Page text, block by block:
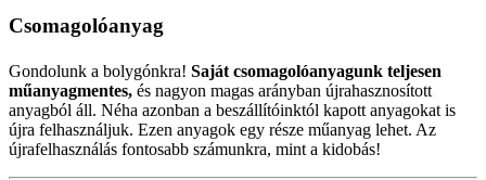
Csomagolóanyag
Gondolunk a bolygónkra! Saját csomagolóanyagunk teljesen
műanyagmentes, és nagyon magas arányban újrahasznosított
anyagból áll. Néha azonban a beszállítóinktól kapott anyagokat is
újra felhasználjuk. Ezen anyagok egy része műanyag lehet. Az
újrafelhasználás fontosabb számunkra, mint a kidobás!